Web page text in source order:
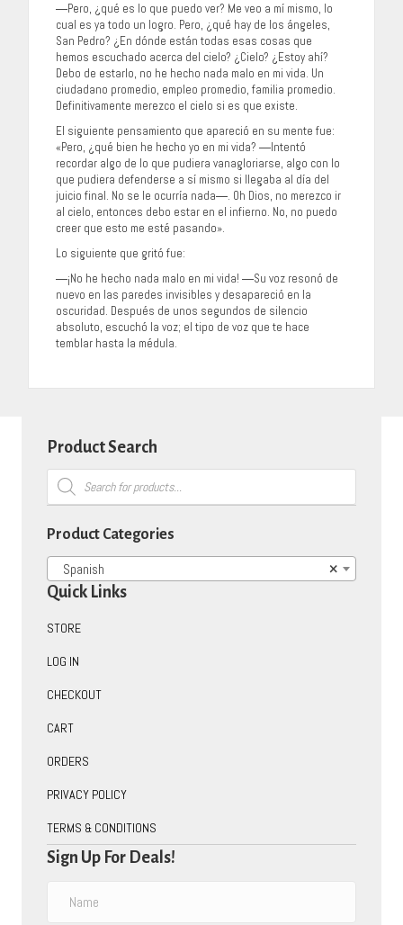
―Pero, ¿qué es lo que puedo ver? Me veo a mí mismo, lo
cual es ya todo un logro. Pero, ¿qué hay de los ángeles,
San Pedro? ¿En dónde están todas esas cosas que
hemos escuchado acerca del cielo? ¿Cielo? ¿Estoy ahí?
Debo de estarlo, no he hecho nada malo en mi vida. Un
ciudadano promedio, empleo promedio, familia promedio.
Definitivamente merezco el cielo si es que existe.
El siguiente pensamiento que apareció en su mente fue:
«Pero, ¿qué bien he hecho yo en mi vida? ―Intentó
recordar algo de lo que pudiera vanagloriarse, algo con lo
que pudiera defenderse a sí mismo si llegaba al día del
juicio final. No se le ocurría nada―. Oh Dios, no merezco ir
al cielo, entonces debo estar en el infierno. No, no puedo
creer que esto me esté pasando».
Lo siguiente que gritó fue:
―¡No he hecho nada malo en mi vida! ―Su voz resonó de
nuevo en las paredes invisibles y desapareció en la
oscuridad. Después de unos segundos de silencio
absoluto, escuchó la voz; el tipo de voz que te hace
temblar hasta la médula.
Product Search
Products
search
Product Categories
×
Spanish
Quick Links
STORE
LOG IN
CHECKOUT
CART
ORDERS
PRIVACY POLICY
TERMS & CONDITIONS
Sign Up For Deals!